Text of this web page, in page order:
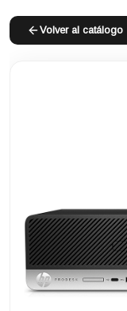
Volver al catálogo